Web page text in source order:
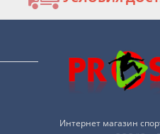
Интернет магазин